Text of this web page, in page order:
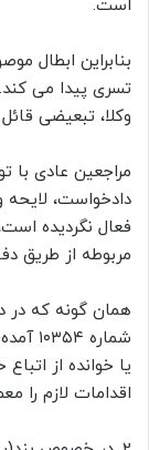
است.
تسری پیدا می
وکلا، تبعیضی
مراجعین عادی با
دادخواست، لایحه
فعال نگردیده
مربوطه از طریق
همان گونه که در
یا خوانده از
اقدامات لازم را